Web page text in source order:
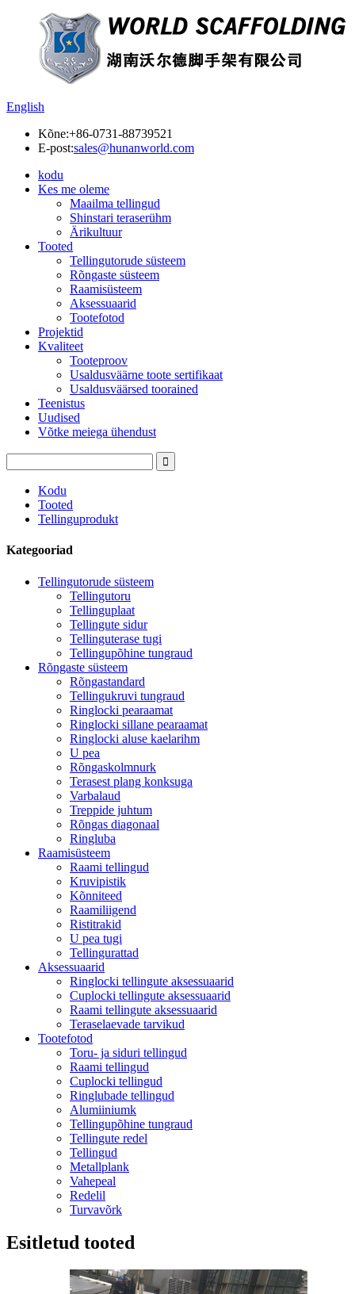
English
Kõne:+86-0731-88739521
E-post:sales@hunanworld.com
kodu
Kes me oleme
Maailma tellingud
Shinstari teraserühm
Ärikultuur
Tooted
Tellingutorude süsteem
Rõngaste süsteem
Raamisüsteem
Aksessuaarid
Tootefotod
Projektid
Kvaliteet
Tooteproov
Usaldusväärne toote sertifikaat
Usaldusväärsed toorained
Teenistus
Uudised
Võtke meiega ühendust
Kodu
Tooted
Tellinguprodukt
Kategooriad
Tellingutorude süsteem
Tellingutoru
Tellinguplaat
Tellingute sidur
Tellinguterase tugi
Tellingupõhine tungraud
Rõngaste süsteem
Rõngastandard
Tellingukruvi tungraud
Ringlocki pearaamat
Ringlocki sillane pearaamat
Ringlocki aluse kaelarihm
U pea
Rõngaskolmnurk
Terasest plang konksuga
Varbalaud
Treppide juhtum
Rõngas diagonaal
Ringluba
Raamisüsteem
Raami tellingud
Kruvipistik
Kõnniteed
Raamiliigend
Ristitrakid
U pea tugi
Tellingurattad
Aksessuaarid
Ringlocki tellingute aksessuaarid
Cuplocki tellingute aksessuaarid
Raami tellingute aksessuaarid
Teraselaevade tarvikud
Tootefotod
Toru- ja siduri tellingud
Raami tellingud
Cuplocki tellingud
Ringlubade tellingud
Alumiiniumk
Tellingupõhine tungraud
Tellingute redel
Tellingud
Metallplank
Vahepeal
Redelil
Turvavõrk
Esitletud tooted